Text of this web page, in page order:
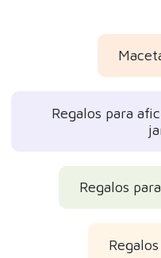
Regalos para
Regalos